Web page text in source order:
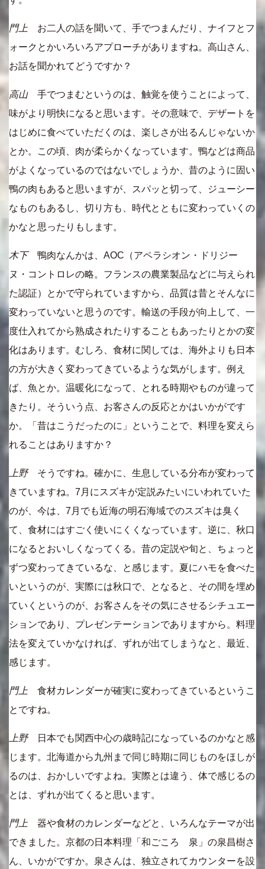
門上 お二人の話を聞いて、手でつまんだり、ナイフとフ
ォークとかいろいろアプローチがありますね。高山さん、
お話を聞かれてどうですか？
高山手でつまむというのは、触覚を使うことによって、
味がより明快になると思います。その意味で、デザートを
はじめに食べていただくのは、楽しさが出るんじゃないか
とか。この頃、肉が柔らかくなっています。鴨などは商品
がよくなっているのではないでしょうか、昔のように固い
鴨の肉もあると思いますが、スパッと切って、ジューシー
なものもあるし、切り方も、時代とともに変わっていくの
かなと思ったりもします。
木下鴨肉なんかは、AOC（アペラシオン・ドリジー
ヌ・コントロレの略。フランスの農業製品などに与えられ
た認証）とかで守られていますから、品質は昔とそんなに
変わっていないと思うのです。輸送の手段が向上して、一
度仕入れてから熟成されたりすることもあったりとかの変
化はあります。むしろ、食材に関しては、海外よりも日本
の方が大きく変わってきているような気がします。例え
ば、魚とか。温暖化になって、とれる時期やものが違って
きたり。そういう点、お客さんの反応とかはいかがです
か。「昔はこうだったのに」ということで、料理を変えら
れることはありますか？
上野そうですね。確かに、生息している分布が変わって
きていますね。7月にスズキが定説みたいにいわれていた
のが、今は、7月でも近海の明石海域でのスズキは臭く
て、食材にはすごく使いにくくなっています。逆に、秋口
になるとおいしくなってくる。昔の定説や旬と、ちょっと
ずつ変わってきているな、と感じます。夏にハモを食べた
いというのが、実際には秋口で、となると、その間を埋め
ていくというのが、お客さんをその気にさせるシチュエー
ションであり、プレゼンテーションでありますから。料理
法を変えていかなければ、ずれが出てしまうなと、最近、
感じます。
門上 食材カレンダーが確実に変わってきているというこ
とですね。
上野日本でも関西中心の歳時記になっているのかなと感
じます。北海道から九州まで同じ時期に同じものをほしが
るのは、おかしいですよね。実際とは違う、体で感じるの
とは、ずれが出てくると思います。
門上 器や食材のカレンダーなどと、いろんなテーマが出
できました。京都の日本料理「和ごころ 泉」の泉昌樹さ
ん、いかがですか。泉さんは、独立されてカウンターを設